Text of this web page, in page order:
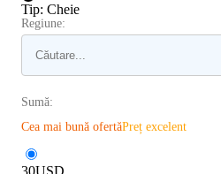
Tip: Cheie
Regiune:
Sumă:
Cea mai bună ofertăPreț excelent
30USD